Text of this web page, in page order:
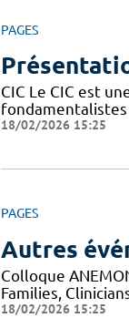
PAGES
CIC Le CIC est
18/02/2026 15:25
PAGES
Autres
Colloque
Families,
18/02/2026 15:25